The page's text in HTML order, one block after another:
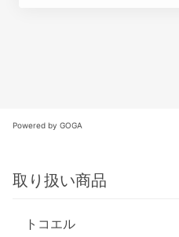
Powered by GOGA
取り扱い商品
トコエル